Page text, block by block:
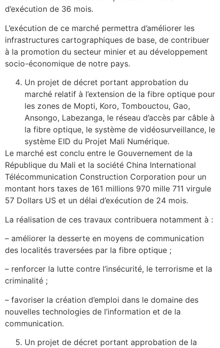
d’exécution de 36 mois.
L’exécution de ce marché permettra d’améliorer les
infrastructures cartographiques de base, de contribuer
à la promotion du secteur minier et au développement
socio-économique de notre pays.
Un projet de décret portant approbation du
marché relatif à l’extension de la fibre optique pour
les zones de Mopti, Koro, Tombouctou, Gao,
Ansongo, Labezanga, le réseau d’accès par câble à
la fibre optique, le système de vidéosurveillance, le
système EID du Projet Mali Numérique.
Le marché est conclu entre le Gouvernement de la
République du Mali et la société China International
Télécommunication Construction Corporation pour un
montant hors taxes de 161 millions 970 mille 711 virgule
57 Dollars US et un délai d’exécution de 24 mois.
La réalisation de ces travaux contribuera notamment à :
– améliorer la desserte en moyens de communication
des localités traversées par la fibre optique ;
– renforcer la lutte contre l’insécurité, le terrorisme et la
criminalité ;
– favoriser la création d’emploi dans le domaine des
nouvelles technologies de l’information et de la
communication.
Un projet de décret portant approbation de la